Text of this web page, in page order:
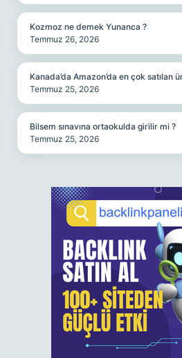
Kozmoz ne demek Yunanca ?
Temmuz 26, 2026
Kanada’da Amazon’da en çok satılan
Temmuz 25, 2026
Bilsem sınavına ortaokulda girilir mi ?
Temmuz 25, 2026